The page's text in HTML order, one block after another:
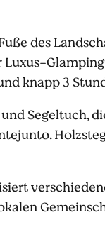
des
knapp 3
Segeltuch,